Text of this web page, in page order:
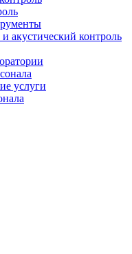
и акустический контроль
услуги